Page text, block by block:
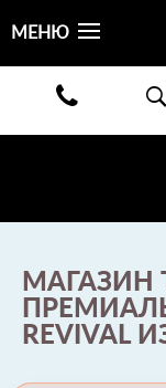
БЕСПЛАТНАЯ ДОСТАВКА
МЕНЮ
МАГАЗИН